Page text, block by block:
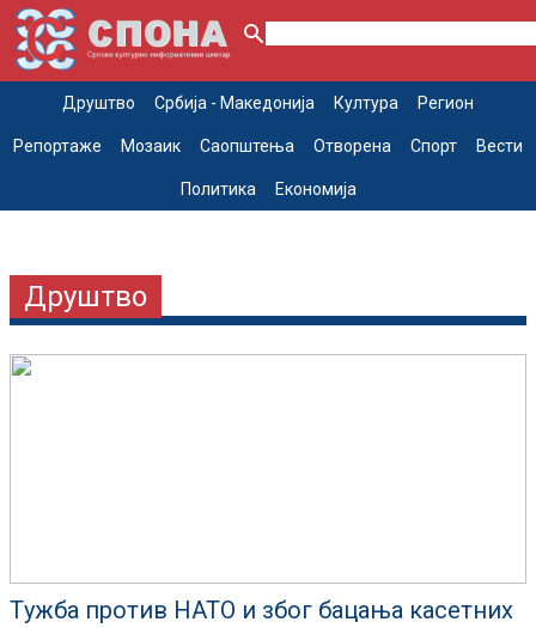
Друштво Србија - Македонија Култура Регион
Репортаже Мозаик Саопштења Отворена Спорт Вести
Политика Економија
Друштво
Tужба против НАТО и због бацања касетних